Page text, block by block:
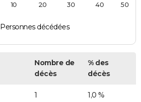
Personnes décédées
10 20 30 40 50
Nombre de
décès
% des
décès
1 1,0 %